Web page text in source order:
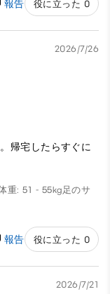
報告 役に立った 0
2026/7/26
帰宅したらすぐに
重: 51 - 55kg足のサ
報告 役に立った 0
2026/7/21